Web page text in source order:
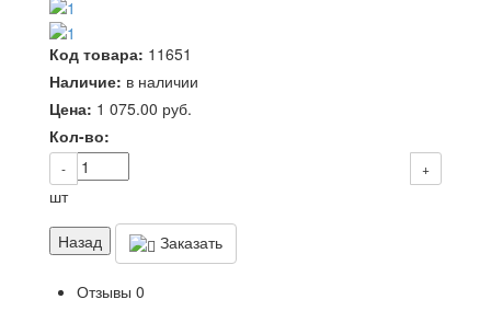
Код товара: 11651
Наличие: в наличии
Цена: 1 075.00 руб.
Кол-во:
- +
шт
Назад Заказать
Отзывы 0